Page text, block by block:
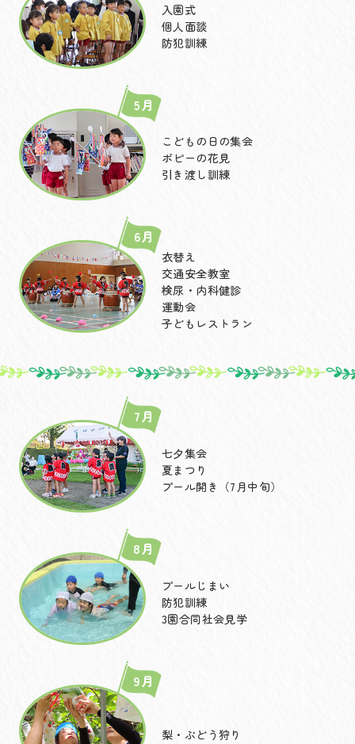
入園式
個人面談
防犯訓練
5月
こどもの日の集会
ポピーの花見
引き渡し訓練
6月
衣替え
交通安全教室
検尿・内科健診
運動会
子どもレストラン
7月
七夕集会
夏まつり
プール開き（7月中旬）
8月
プールじまい
防犯訓練
3園合同社会見学
9月
梨・ぶどう狩り